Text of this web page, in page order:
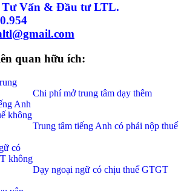
Vấn & Đầu tư LTL.
quan hữu ích:
Chi phí mở trung tâm dạy thêm
Trung tâm tiếng Anh có phải nộp thuế
Dạy ngoại ngữ có chịu thuế GTGT